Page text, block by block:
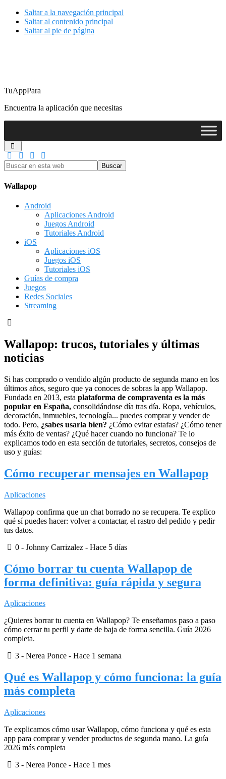
Saltar a la navegación principal
Saltar al contenido principal
Saltar al pie de página
TuAppPara
Encuentra la aplicación que necesitas
Buscar
en
esta
web
Wallapop
Android
Aplicaciones Android
Juegos Android
Tutoriales Android
iOS
Aplicaciones iOS
Juegos iOS
Tutoriales iOS
Guías de compra
Juegos
Redes Sociales
Streaming
Wallapop: trucos, tutoriales y últimas
noticias
Si has comprado o vendido algún producto de segunda mano en los
últimos años, seguro que ya conoces de sobras la app Wallapop.
Fundada en 2013, esta plataforma de compraventa es la más
popular en España, consolidándose día tras día. Ropa, vehículos,
decoración, inmuebles, tecnología... puedes comprar y vender de
todo. Pero, ¿sabes usarla bien? ¿Cómo evitar estafas? ¿Cómo tener
más éxito de ventas? ¿Qué hacer cuando no funciona? Te lo
explicamos todo en esta sección de tutoriales, secretos, consejos de
uso y guías:
Cómo recuperar mensajes en Wallapop
Aplicaciones
Wallapop confirma que un chat borrado no se recupera. Te explico
qué sí puedes hacer: volver a contactar, el rastro del pedido y pedir
tus datos.
0 - Johnny Carrizalez - Hace 5 días
Cómo borrar tu cuenta Wallapop de
forma definitiva: guía rápida y segura
Aplicaciones
¿Quieres borrar tu cuenta en Wallapop? Te enseñamos paso a paso
cómo cerrar tu perfil y darte de baja de forma sencilla. Guía 2026
completa.
3 - Nerea Ponce - Hace 1 semana
Qué es Wallapop y cómo funciona: la guía
más completa
Aplicaciones
Te explicamos cómo usar Wallapop, cómo funciona y qué es esta
app para comprar y vender productos de segunda mano. La guía
2026 más completa
3 - Nerea Ponce - Hace 1 mes